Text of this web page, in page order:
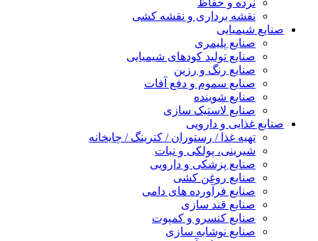
نرده و حفاظ
نقشه برداری و نقشه کشی
صنایع شیمیایی
صنایع پلیمری
صنایع تولید کودهای شیمیایی
صنایع رنگ و رزین
صنایع سموم و دفع آفات
صنایع شوینده
صنایع لاستیک سازی
صنایع غذایی و دارویی
تهیه غذا / رستوران / کترینگ / چایخانه
شیرینی، پولکی و نبات
صنایع پزشکی و دارویی
صنایع روغن کشی
صنایع فرآورده های دامی
صنایع قند سازی
صنایع کنسرو و کمپوت
صنایع نوشابه سازی